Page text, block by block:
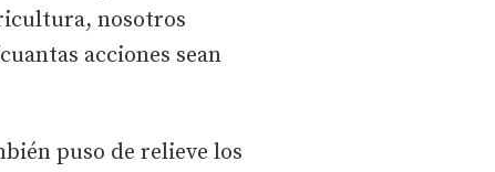
nosotros
acciones sean
puso de relieve los